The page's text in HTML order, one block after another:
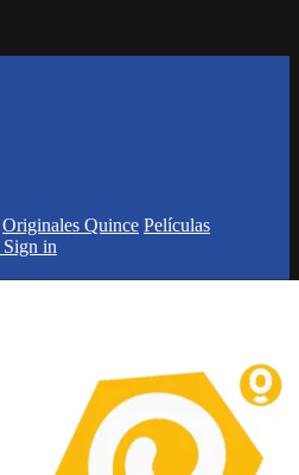
Originales Quince Películas
Sign in